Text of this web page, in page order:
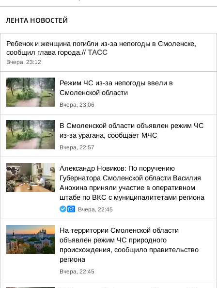
ЛЕНТА НОВОСТЕЙ
Ребенок и женщина погибли из-за непогоды в Смоленске,
сообщил глава города.// ТАСС
Вчера, 23:12
Режим ЧС из-за непогоды ввели в
Смоленской области
Вчера, 23:06
В Смоленской области объявлен режим ЧС
из-за урагана, сообщает МЧС
Вчера, 22:57
Александр Новиков: По поручению
Губернатора Смоленской области Василия
Анохина приняли участие в оперативном
штабе по ВКС с муниципалитетами региона
Вчера, 22:45
На территории Смоленской области
объявлен режим ЧС природного
происхождения, сообщило правительство
региона
Вчера, 22:45